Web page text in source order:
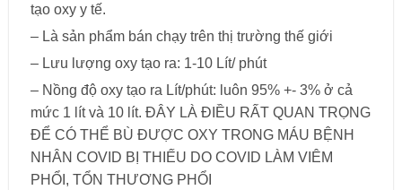
tạo oxy y tế.
– Là sản phẩm bán chạy trên thị trường thế giới
– Lưu lượng oxy tạo ra: 1-10 Lít/ phút
– Nồng độ oxy tạo ra Lít/phút: luôn 95% +- 3% ở cả
mức 1 lít và 10 lít. ĐÂY LÀ ĐIỀU RẤT QUAN TRỌNG
ĐỂ CÓ THỂ BÙ ĐƯỢC OXY TRONG MÁU BỆNH
NHÂN COVID BỊ THIẾU DO COVID LÀM VIÊM
PHỔI, TỔN THƯƠNG PHỔI